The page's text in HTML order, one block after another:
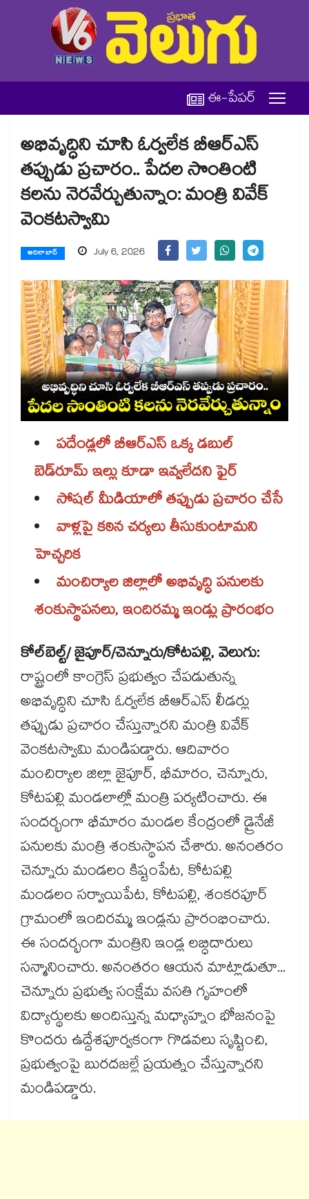
ఈ-పేపర్
అభివృద్ధిని చూసి ఓర్వలేక బీఆర్ఎస్
తప్పుడు ప్రచారం.. పేదల సొంతింటి
కలను నెరవేర్చుతున్నాం: మంత్రి వివేక్
వెంకటస్వామి
ఆదిలాబాద్ July 6, 2026
పదేండ్లలో బీఆర్‌‌‌‌ఎస్ ఒక్క డబుల్
బెడ్‌‌రూమ్ ఇల్లు కూడా ఇవ్వలేదని ఫైర్‌‌‌‌
సోషల్‌‌ మీడియాలో తప్పుడు ప్రచారం చేసే
వాళ్లపై కఠిన చర్యలు తీసుకుంటామని
హెచ్చరిక
మంచిర్యాల జిల్లాలో అభివృద్ధి పనులకు
శంకుస్థాపనలు, ఇందిరమ్మ ఇండ్లు ప్రారంభం
కోల్​బెల్ట్/ జైపూర్​/చెన్నూరు/కోటపల్లి, వెలుగు:
రాష్ట్రంలో కాంగ్రెస్ ప్రభుత్వం చేపడుతున్న
అభివృద్ధిని చూసి ఓర్వలేక బీఆర్‌‌‌‌ఎస్ లీడర్లు
తప్పుడు ప్రచారం చేస్తున్నారని మంత్రి వివేక్
వెంకటస్వామి మండిపడ్డారు. ఆదివారం
మంచిర్యాల జిల్లా జైపూర్, భీమారం, చెన్నూరు,
కోటపల్లి మండలాల్లో మంత్రి పర్యటించారు. ఈ
సందర్భంగా భీమారం మండల కేంద్రంలో డ్రైనేజీ
పనులకు మంత్రి శంకుస్థాపన చేశారు. అనంతరం
చెన్నూరు మండలం కిష్టంపేట, కోటపల్లి
మండలం సర్వాయిపేట, కోటపల్లి, శంకరపూర్
గ్రామంలో ఇందిరమ్మ ఇండ్లను ప్రారంభించారు.
ఈ సందర్భంగా మంత్రిని ఇండ్ల లబ్ధిదారులు
సన్మానించారు. అనంతరం ఆయన మాట్లాడుతూ...
చెన్నూరు ప్రభుత్వ సంక్షేమ వసతి గృహంలో
విద్యార్థులకు అందిస్తున్న మధ్యాహ్నం భోజనంపై
కొందరు ఉద్దేశపూర్వకంగా గొడవలు సృష్టించి,
ప్రభుత్వంపై బురదజల్లే ప్రయత్నం చేస్తున్నారని
మండిపడ్డారు.